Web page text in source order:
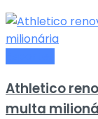
Athletico
multa